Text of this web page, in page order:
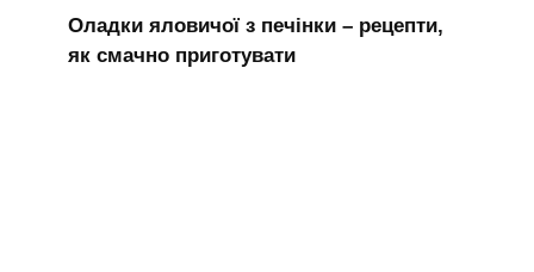
Оладки яловичої з печінки – рецепти,
як смачно приготувати